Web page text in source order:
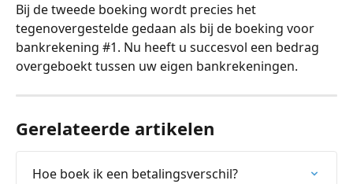
Bij de tweede boeking wordt precies het
tegenovergestelde gedaan als bij de boeking voor
bankrekening #1. Nu heeft u succesvol een bedrag
overgeboekt tussen uw eigen bankrekeningen.
Gerelateerde artikelen
Hoe boek ik een betalingsverschil?